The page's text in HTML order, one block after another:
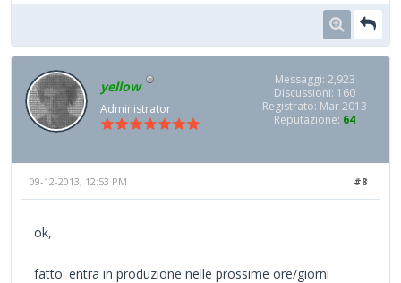
yellow
Administrator
Messaggi: 2,923
Discussioni: 160
Registrato: Mar 2013
Reputazione: 64
#8
09-12-2013, 12:53 PM
ok,
fatto: entra in produzione nelle prossime ore/giorni